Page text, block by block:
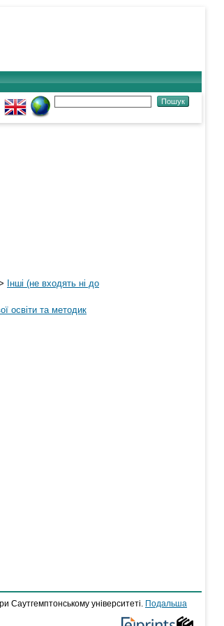
Інші (не входять ні до
освіти та методик
Саутгемптонському університеті.
Подальша